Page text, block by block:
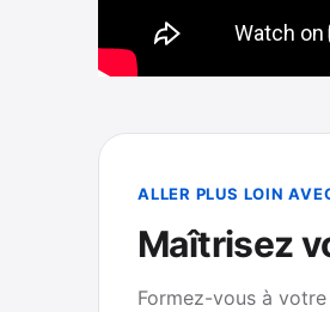
ALLER PLUS LOIN
Maîtrisez
Formez-vous à